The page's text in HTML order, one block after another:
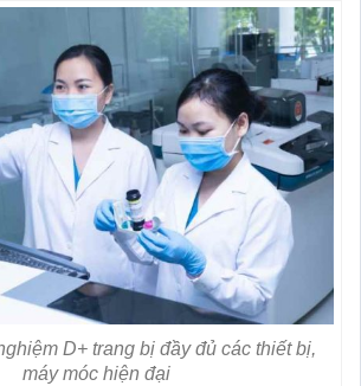
D+ trang bị đầy đủ các thiết bị,
máy móc hiện đại